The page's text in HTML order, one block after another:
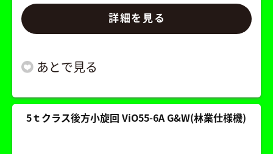
詳細を見る
5ｔクラス後方小旋回 ViO55-6A G&W(林業仕様機)